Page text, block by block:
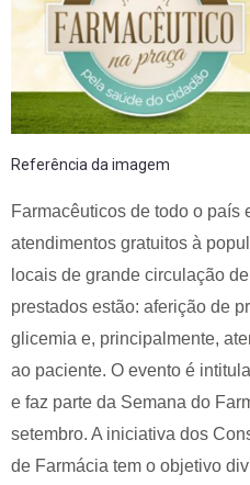
Referência da imagem
Farmacêuticos de todo o país
atendimentos gratuitos à
locais de grande circulação
prestados estão: aferição de
glicemia e, principalmente,
ao paciente. O evento é
e faz parte da Semana do
setembro. A iniciativa dos
de Farmácia tem o objetivo